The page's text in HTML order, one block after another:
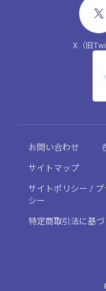
X（旧
お問い合わせ
サイトマップ
サイトポリシー /
シー
特定商取引法に基